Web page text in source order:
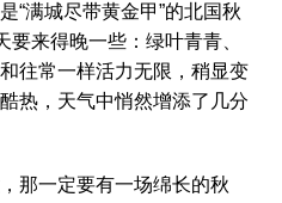
“满城尽带黄金甲”的北国秋
要来得晚一些：绿叶青青、
往常一样活力无限，稍显变
热，天气中悄然增添了几分
那一定要有一场绵长的秋